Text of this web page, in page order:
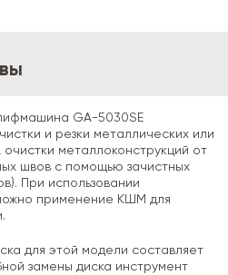
GA-5030SE
и резки металлических или
металлоконструкций от
швов с помощью зачистных
При использовании
применение КШМ для
для этой модели составляет
замены диска инструмент